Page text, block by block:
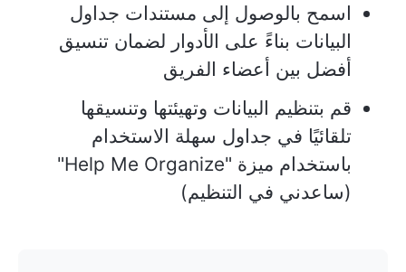
اسمح بالوصول إلى مستندات جداول
البيانات بناءً على الأدوار لضمان تنسيق
أفضل بين أعضاء الفريق
قم بتنظيم البيانات وتهيئتها وتنسيقها
تلقائيًا في جداول سهلة الاستخدام
باستخدام ميزة "Help Me Organize"
(ساعدني في التنظيم)